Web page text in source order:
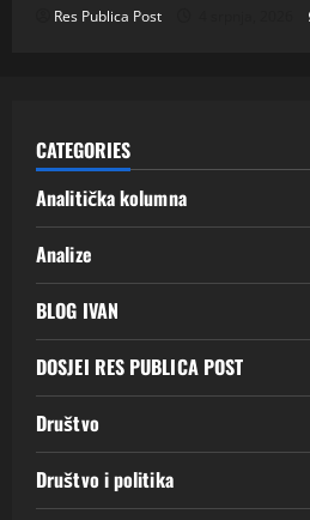
Res Publica Post
CATEGORIES
Analitička kolumna
Analize
BLOG IVAN
DOSJEI RES PUBLICA POST
Društvo
Društvo i politika